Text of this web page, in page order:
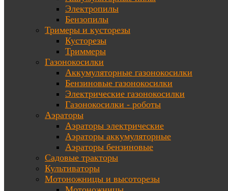
Электропилы
Бензопилы
Тримеры и кусторезы
Кусторезы
Триммеры
Газонокосилки
Аккумуляторные газонокосилки
Бензиновые газонокосилки
Электрические газонокосилки
Газонокосилки - роботы
Аэраторы
Аэраторы электрические
Аэраторы аккумуляторные
Аэраторы бензиновые
Садовые тракторы
Культиваторы
Мотоножницы и высоторезы